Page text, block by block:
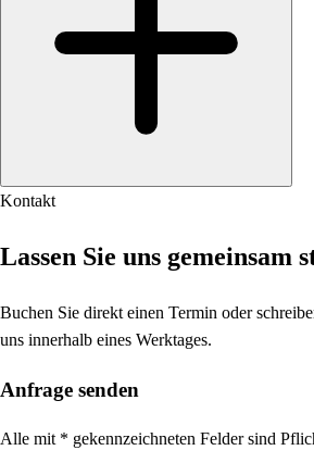
Kontakt
Lassen Sie uns gemeinsam
Buchen Sie direkt einen Termin oder
uns innerhalb eines Werktages.
Anfrage senden
Alle mit * gekennzeichneten Felder sind